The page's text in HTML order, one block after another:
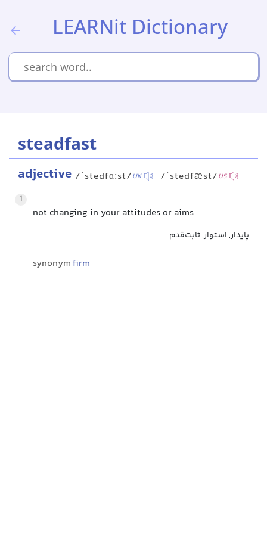
LEARNit Dictionary
steadfast
adjective /ˈstedfɑːst/UK /ˈstedfæst/US
1
not changing in your attitudes or aims
پایدار, استوار, ثابت‌قدم
synonymfirm